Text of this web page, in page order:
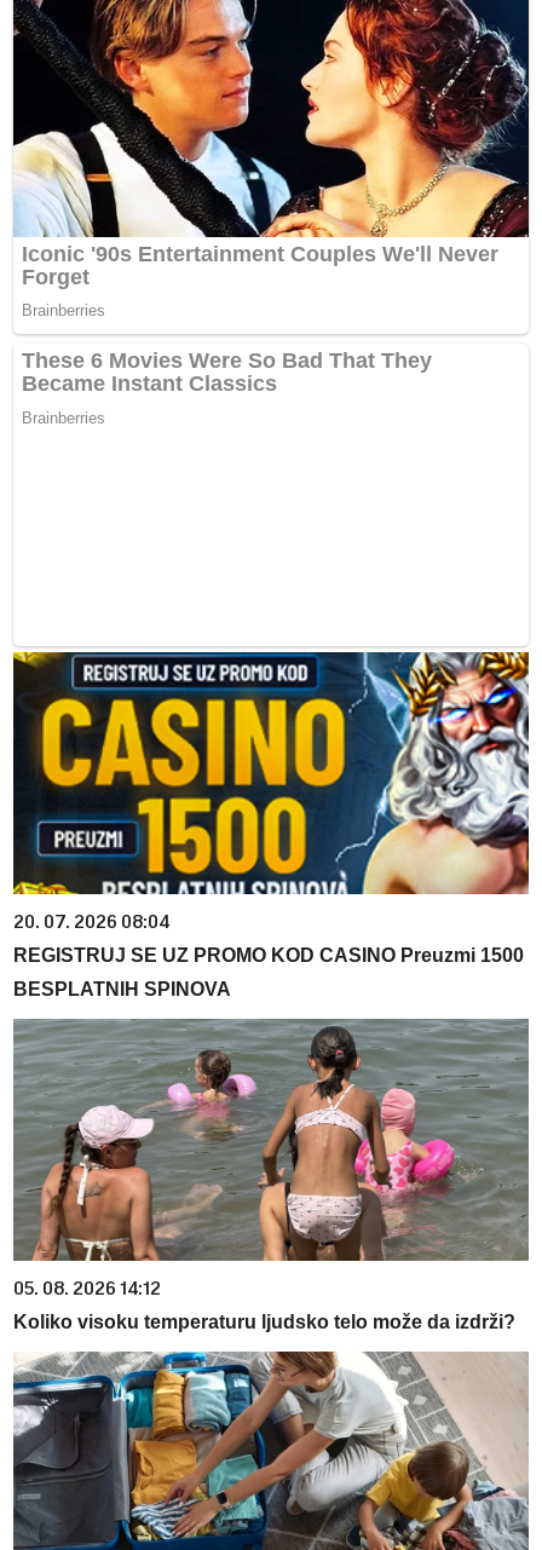
20. 07. 2026 08:04
REGISTRUJ SE UZ PROMO KOD CASINO Preuzmi 1500
BESPLATNIH SPINOVA
05. 08. 2026 14:12
Koliko visoku temperaturu ljudsko telo može da izdrži?